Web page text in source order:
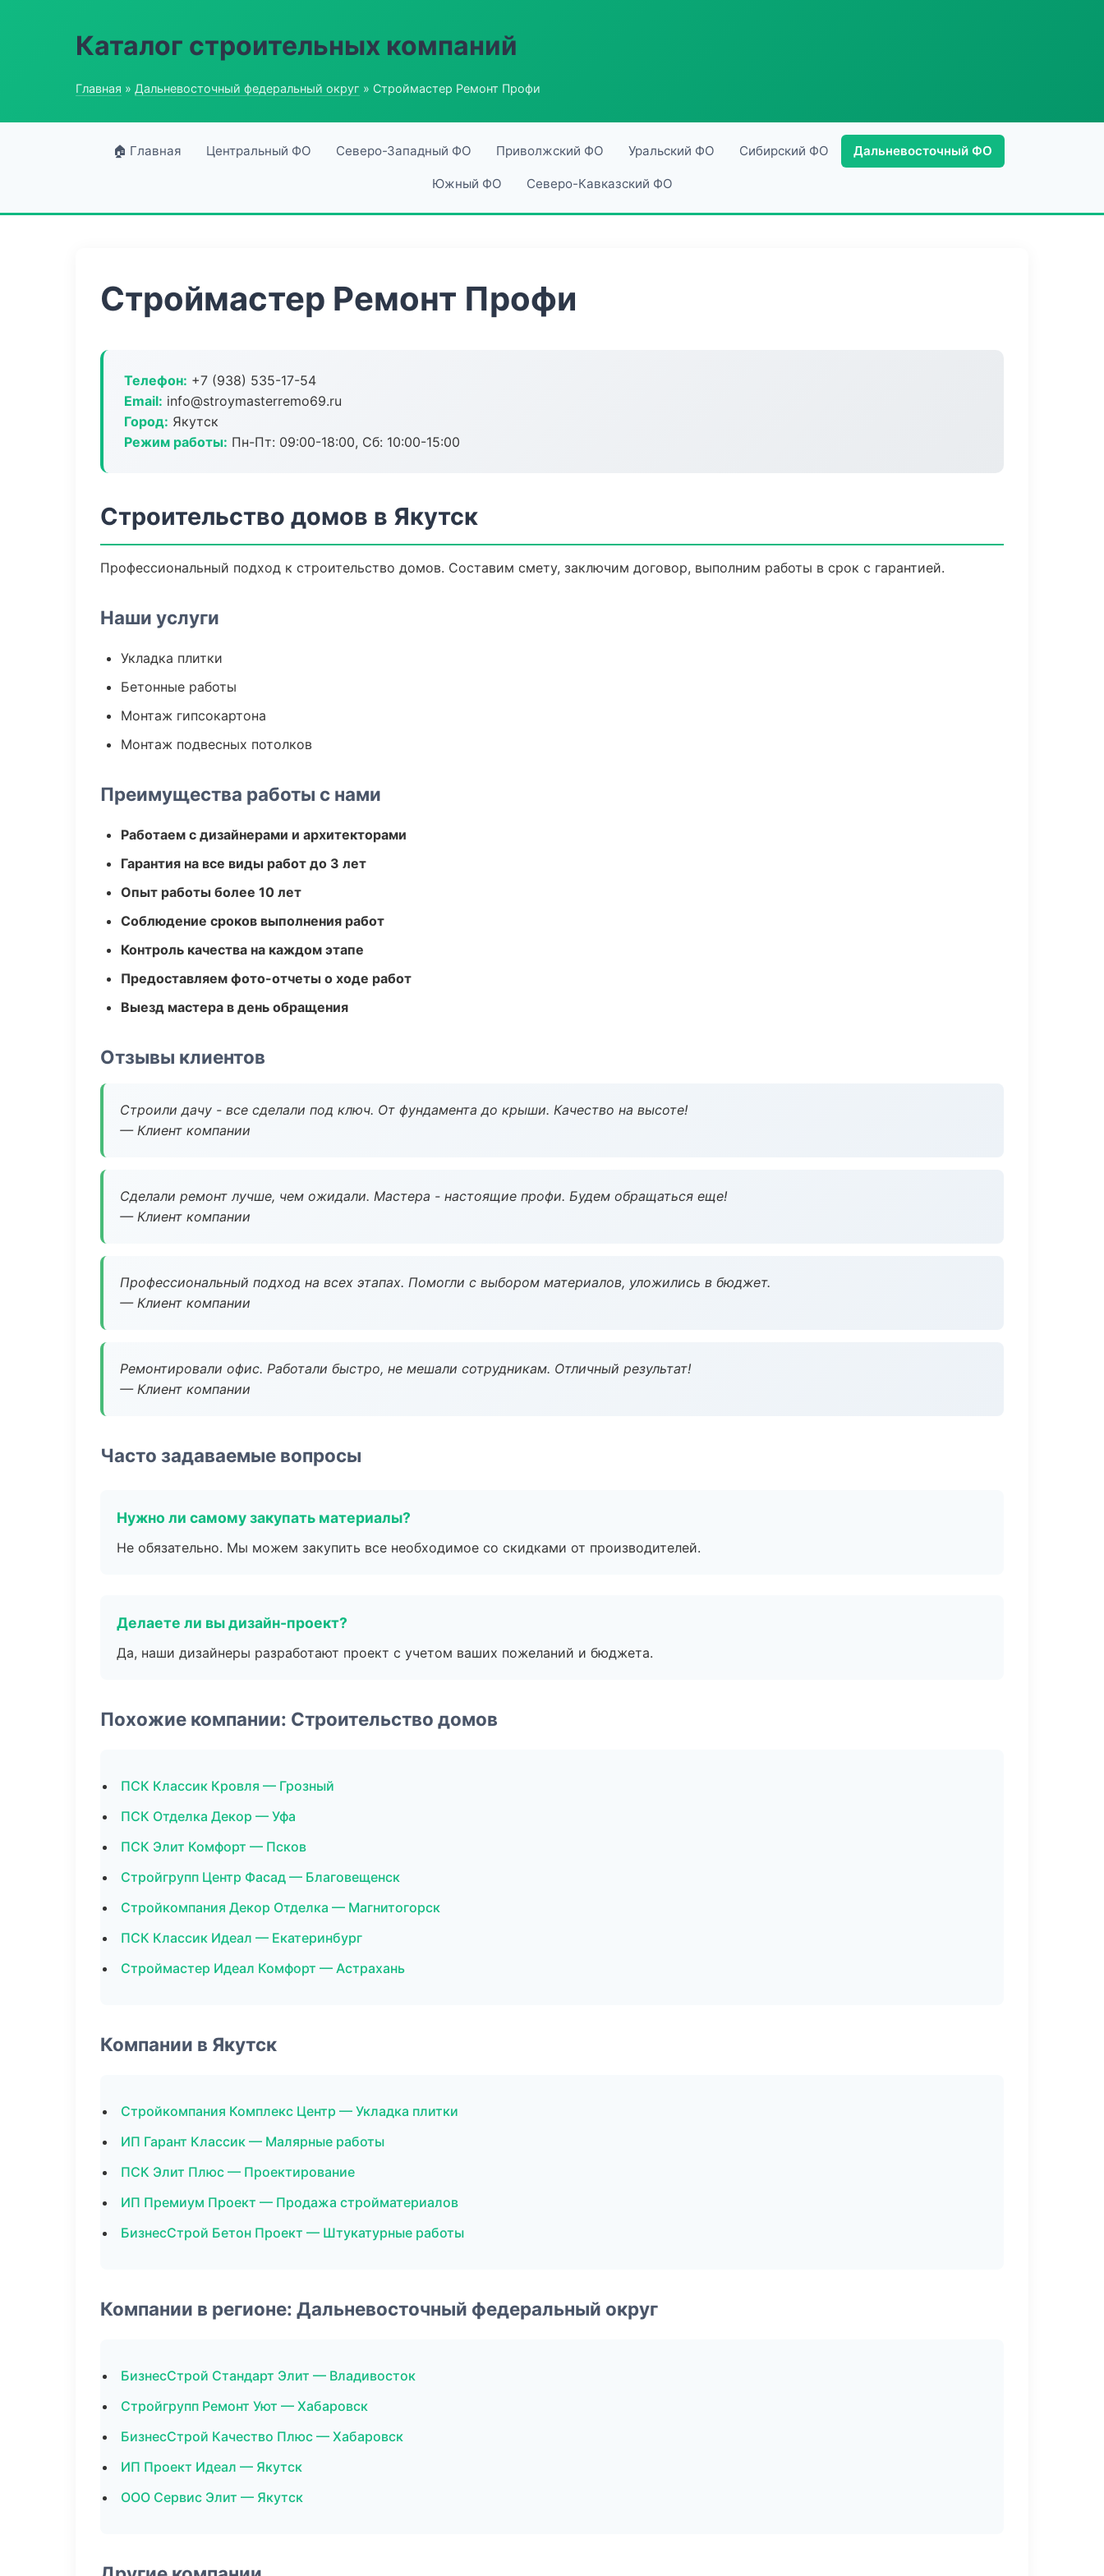
Каталог строительных компаний
Главная » Дальневосточный федеральный округ » Строймастер Ремонт Профи
🏠 Главная Центральный ФО Северо-Западный ФО Приволжский ФО Уральский ФО Сибирский ФО Дальневосточный ФО
Южный ФО Северо-Кавказский ФО
Строймастер Ремонт Профи
Телефон: +7 (938) 535-17-54
Email: info@stroymasterremo69.ru
Город: Якутск
Режим работы: Пн-Пт: 09:00-18:00, Сб: 10:00-15:00
Строительство домов в Якутск
Профессиональный подход к строительство домов. Составим смету, заключим договор, выполним работы в срок с гарантией.
Наши услуги
Укладка плитки
Бетонные работы
Монтаж гипсокартона
Монтаж подвесных потолков
Преимущества работы с нами
Работаем с дизайнерами и архитекторами
Гарантия на все виды работ до 3 лет
Опыт работы более 10 лет
Соблюдение сроков выполнения работ
Контроль качества на каждом этапе
Предоставляем фото-отчеты о ходе работ
Выезд мастера в день обращения
Отзывы клиентов
Строили дачу - все сделали под ключ. От фундамента до крыши. Качество на высоте!
— Клиент компании
Сделали ремонт лучше, чем ожидали. Мастера - настоящие профи. Будем обращаться еще!
— Клиент компании
Профессиональный подход на всех этапах. Помогли с выбором материалов, уложились в бюджет.
— Клиент компании
Ремонтировали офис. Работали быстро, не мешали сотрудникам. Отличный результат!
— Клиент компании
Часто задаваемые вопросы
Нужно ли самому закупать материалы?
Не обязательно. Мы можем закупить все необходимое со скидками от производителей.
Делаете ли вы дизайн-проект?
Да, наши дизайнеры разработают проект с учетом ваших пожеланий и бюджета.
Похожие компании: Строительство домов
ПСК Классик Кровля — Грозный
ПСК Отделка Декор — Уфа
ПСК Элит Комфорт — Псков
Стройгрупп Центр Фасад — Благовещенск
Стройкомпания Декор Отделка — Магнитогорск
ПСК Классик Идеал — Екатеринбург
Строймастер Идеал Комфорт — Астрахань
Компании в Якутск
Стройкомпания Комплекс Центр — Укладка плитки
ИП Гарант Классик — Малярные работы
ПСК Элит Плюс — Проектирование
ИП Премиум Проект — Продажа стройматериалов
БизнесСтрой Бетон Проект — Штукатурные работы
Компании в регионе: Дальневосточный федеральный округ
БизнесСтрой Стандарт Элит — Владивосток
Стройгрупп Ремонт Уют — Хабаровск
БизнесСтрой Качество Плюс — Хабаровск
ИП Проект Идеал — Якутск
ООО Сервис Элит — Якутск